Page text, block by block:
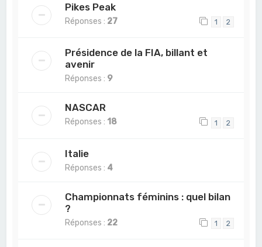
Pikes Peak
Réponses : 27 1 2
Présidence de la FIA, billant et
avenir
Réponses : 9
NASCAR
Réponses : 18 1 2
Italie
Réponses : 4
Championnats féminins : quel bilan
?
Réponses : 22 1 2